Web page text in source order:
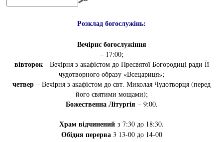
Розклад богослужінь:
Вечірнє богослужіння
– 17:00;
вівторок- Вечірня з акафістом до Пресвятої Богородиці ради Її
чудотворного образу «Всецариця»;
четвер – Вечірня з акафістом до свт. Миколая Чудотворця (перед
його святими мощами);
Божественна Літургія– 9:00.
Храм відчинений з 7:30 до 18:30.
Обідня перерва3 13-00 до 14-00